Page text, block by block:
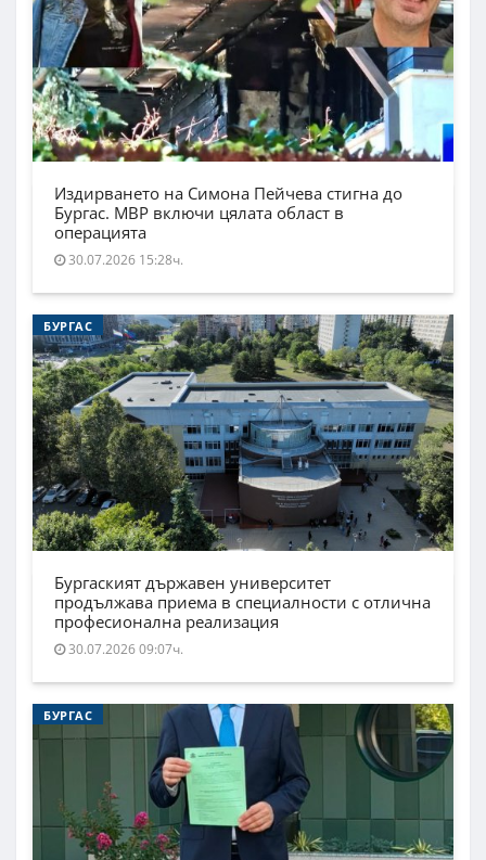
Издирването на Симона Пейчева стигна до
Бургас. МВР включи цялата област в
операцията
30.07.2026 15:28ч.
БУРГАС
Бургаският държавен университет
продължава приема в специалности с отлична
професионална реализация
30.07.2026 09:07ч.
БУРГАС